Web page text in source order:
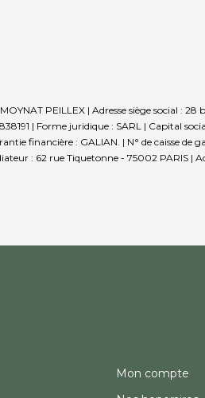
PEILLEX | Adresse siège social :
| Forme juridique : SARL | Capital
financière : GALIAN. | N° de caisse de
: 62 rue Tiquetonne - 75002 PARIS |
Mon compte